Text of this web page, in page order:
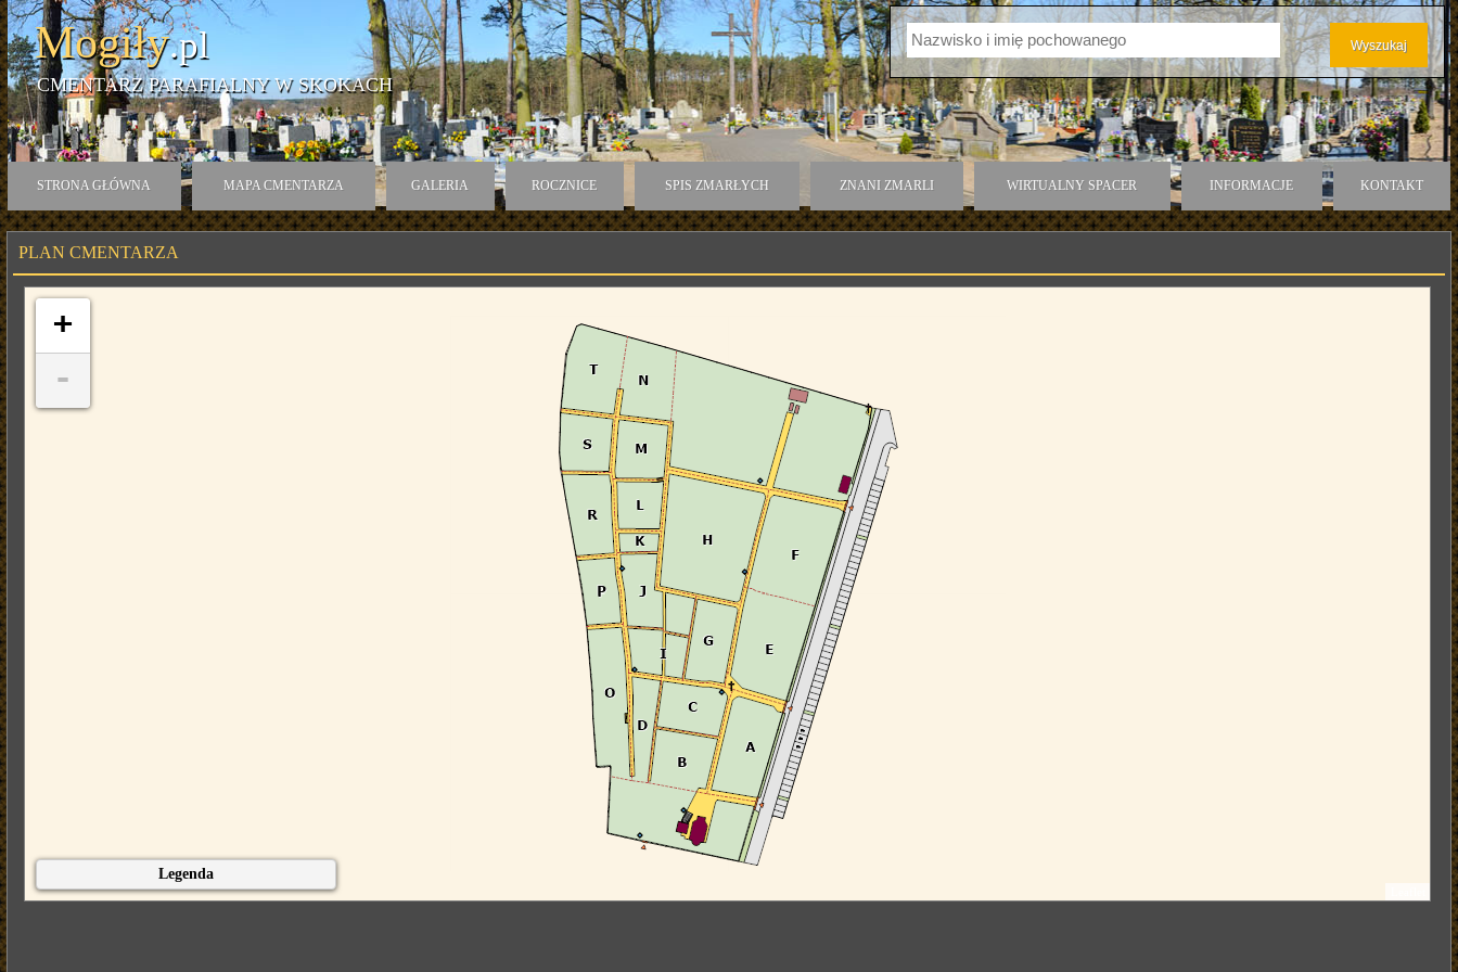
Mogiły.pl
CMENTARZ PARAFIALNY W SKOKACH
STRONA GŁÓWNA MAPA CMENTARZA GALERIA ROCZNICE SPIS ZMARŁYCH ZNANI ZMARLI WIRTUALNY SPACER INFORMACJE KONTAKT
PLAN CMENTARZA
Legenda
+
-